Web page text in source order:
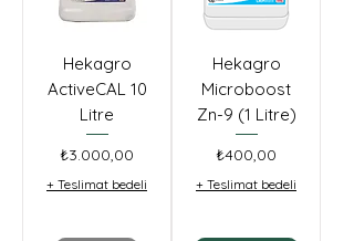
Hekagro
ActiveCAL 10
Litre
Fiyat
₺3.000,00
+ Teslimat bedeli
Hekagro
Microboost
Zn-9 (1 Litre)
Fiyat
₺400,00
+ Teslimat bedeli